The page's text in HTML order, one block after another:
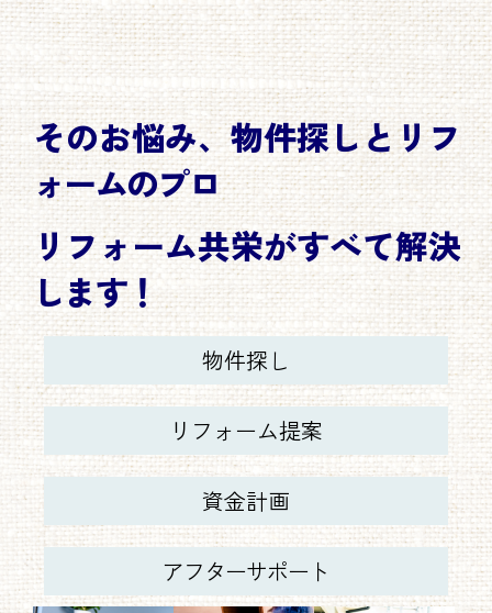
そのお悩み、物件探しとリフ
ォームのプロ
リフォーム共栄がすべて解決
します！
物件探し
リフォーム提案
資金計画
アフターサポート